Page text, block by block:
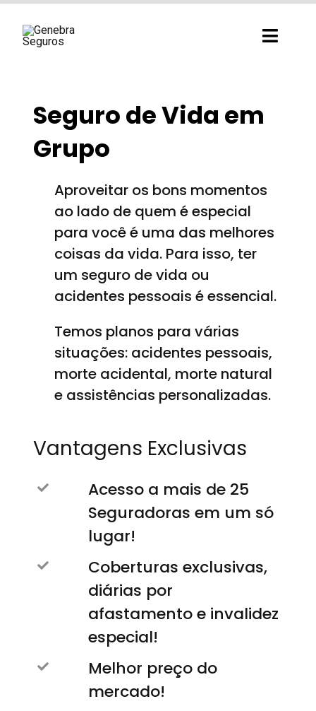
Seguro de Vida em
Grupo
Aproveitar os bons momentos
ao lado de quem é especial
para você é uma das melhores
coisas da vida. Para isso, ter
um seguro de vida ou
acidentes pessoais é essencial.
Temos planos para várias
situações: acidentes pessoais,
morte acidental, morte natural
e assistências personalizadas.
Vantagens Exclusivas
Acesso a mais de 25
Seguradoras em um só
lugar!
Coberturas exclusivas,
diárias por
afastamento e invalidez
especial!
Melhor preço do
mercado!